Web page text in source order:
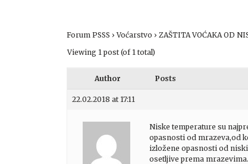
Forum PSSS › Voćarstvo › ZAŠTITA VOĆAKA OD
Viewing 1 post (of 1 total)
Author Posts
22.02.2018 at 17:11
Niske temperature su
opasnosti od mrazeva,od
izložene opasnosti od
osetljive prema